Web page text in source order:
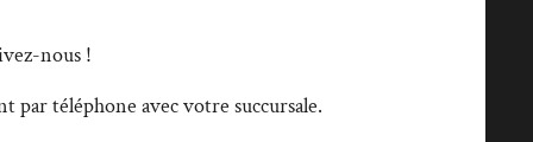
nous !
par téléphone avec votre succursale.